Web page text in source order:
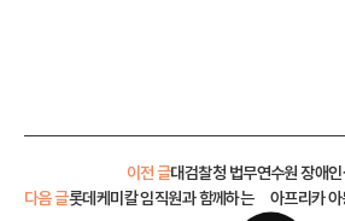
이전 글대검찰청 법무연수원 장애
다음 글